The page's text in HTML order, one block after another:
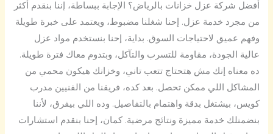
أفضل شركة عزل خزانات بالرياض؟ الإجابة ببساطة، إننا بنقدم أكثر
من مجرد خدمة عزل. إحنا شغلنا مضبوط، ويعتمد على خبرة طويلة
وفهم عميق لاحتياجات السوق. بداية، إحنا بنستخدم مواد عزل
عالية الجودة، مقاومة للتسرب والتآكل، وبتدوم معاك فترة طويلة.
ده معناه إنك مش هتحتاج تتعب تاني، وخزانك هيكون محمي من
المشاكل اللي ممكن تحصل. بعد كده، فريقنا من الفنيين مدرب
كويس، بيشتغل بدقة واهتمام بالتفاصيل. وده اللي بيفرق، لأننا
بنضمنلك خدمة مميزة ونتائج مرضية. كمان، إحنا بنقدم استشارات